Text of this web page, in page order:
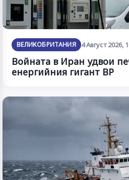
ВЕЛИКОБРИТАНИЯ 4 Август 2026,
Войната в Иран удвои
енергийния гигант BP